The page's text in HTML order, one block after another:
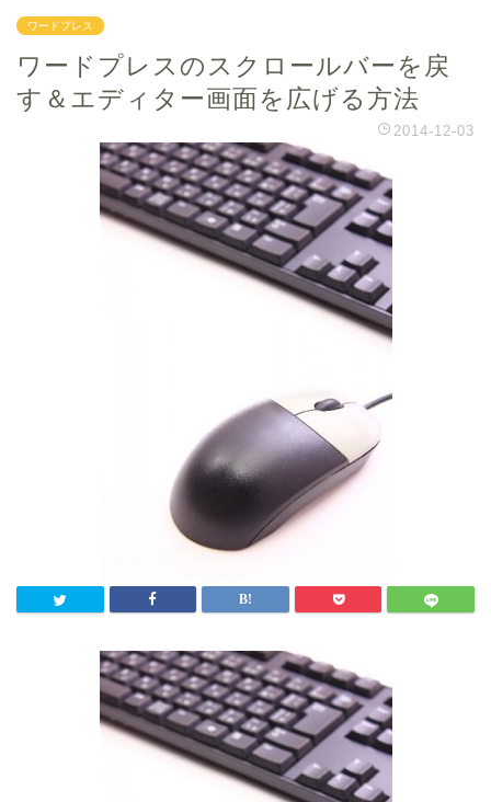
ワードプレス
ワードプレスのスクロールバーを戻
す＆エディター画面を広げる方法
2014-12-03